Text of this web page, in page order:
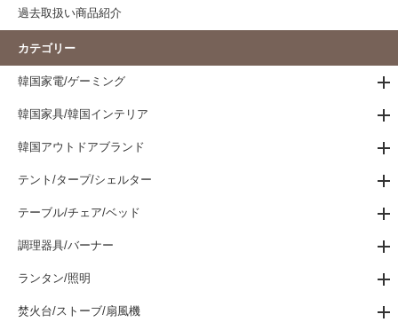
過去取扱い商品紹介
カテゴリー
韓国家電/ゲーミング
韓国家具/韓国インテリア
韓国アウトドアブランド
テント/タープ/シェルター
テーブル/チェア/ベッド
調理器具/バーナー
ランタン/照明
焚火台/ストーブ/扇風機